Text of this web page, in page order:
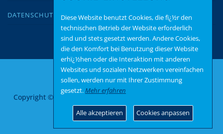
DATENSCHUTZ
Copyright © 2026 AfD Zweibrücken
FameThemes
Diese Website benutzt Cookies, die fï¿½r den
technischen Betrieb der Website erforderlich
sind und stets gesetzt werden. Andere Cookies,
die den Komfort bei Benutzung dieser Website
erhï¿½hen oder die Interaktion mit anderen
Websites und sozialen Netzwerken vereinfachen
sollen, werden nur mit Ihrer Zustimmung
gesetzt.Mehr erfahren
Alle akzeptieren Cookies anpassen